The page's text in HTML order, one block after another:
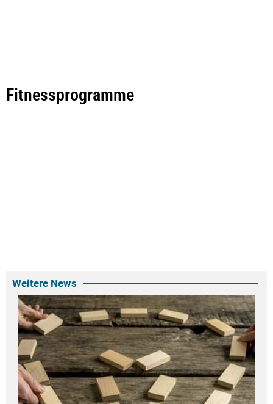
Fitnessprogramme
Weitere News